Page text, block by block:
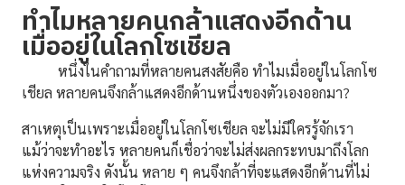
ทำไมหลายคนกล้าแสดงอีกด้าน
เมื่ออยู่ในโลกโซเชียล
หนึ่งในคำถามที่หลายคนสงสัยคือ ทำไมเมื่ออยู่ในโลกโซ
เชียล หลายคนจึงกล้าแสดงอีกด้านหนึ่งของตัวเองออกมา?
สาเหตุเป็นเพราะเมื่ออยู่ในโลกโซเชียล จะไม่มีใครรู้จักเรา
แม้ว่าจะทำอะไร หลายคนก็เชื่อว่าจะไม่ส่งผลกระทบมาถึงโลก
แห่งความจริง ดังนั้น หลาย ๆ คนจึงกล้าที่จะแสดงอีกด้านที่ไม่